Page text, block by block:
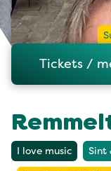
Tickets /
I love music Sint